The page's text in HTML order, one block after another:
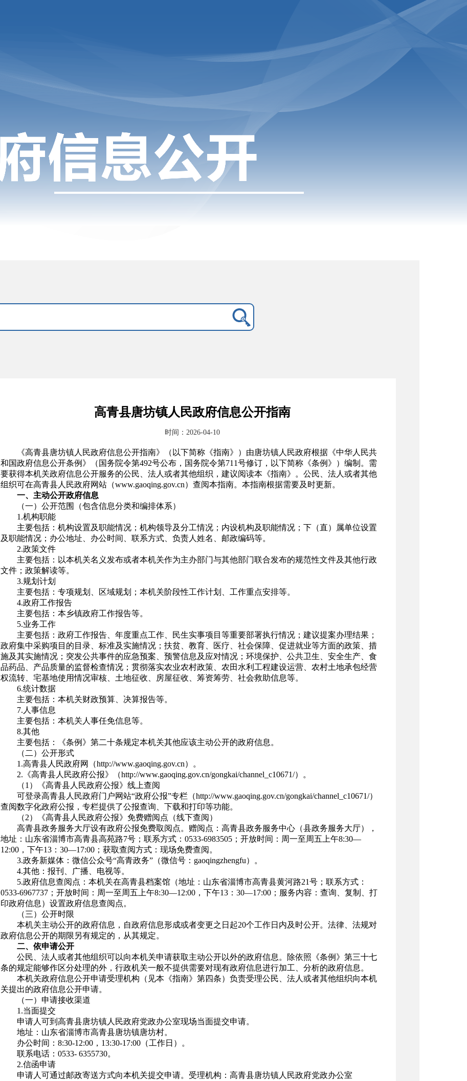
高青县唐坊镇人民政府信息公开指南
时间：2026-04-10
《高青县唐坊镇人民政府信息公开指南》（以下简称《指南》）由唐坊镇人民政府根据《中华人民共
和国政府信息公开条例》（国务院令第492号公布，国务院令第711号修订，以下简称《条例》）编制。需
要获得本机关政府信息公开服务的公民、法人或者其他组织，建议阅读本《指南》。公民、法人或者其他
组织可在高青县人民政府网站（www.gaoqing.gov.cn）查阅本指南。本指南根据需要及时更新。
一、主动公开政府信息
（一）公开范围（包含信息分类和编排体系）
1.机构职能
主要包括：机构设置及职能情况；机构领导及分工情况；内设机构及职能情况；下（直）属单位设置
及职能情况；办公地址、办公时间、联系方式、负责人姓名、邮政编码等。
2.政策文件
主要包括：以本机关名义发布或者本机关作为主办部门与其他部门联合发布的规范性文件及其他行政
文件；政策解读等。
3.规划计划
主要包括：专项规划、区域规划；本机关阶段性工作计划、工作重点安排等。
4.政府工作报告
主要包括：本乡镇政府工作报告等。
5.业务工作
主要包括：政府工作报告、年度重点工作、民生实事项目等重要部署执行情况；建议提案办理结果；
政府集中采购项目的目录、标准及实施情况；扶贫、教育、医疗、社会保障、促进就业等方面的政策、措
施及其实施情况；突发公共事件的应急预案、预警信息及应对情况；环境保护、公共卫生、安全生产、食
品药品、产品质量的监督检查情况；贯彻落实农业农村政策、农田水利工程建设运营、农村土地承包经营
权流转、宅基地使用情况审核、土地征收、房屋征收、筹资筹劳、社会救助信息等。
6.统计数据
主要包括：本机关财政预算、决算报告等。
7.人事信息
主要包括：本机关人事任免信息等。
8.其他
主要包括：《条例》第二十条规定本机关其他应该主动公开的政府信息。
（二）公开形式
1.高青县人民政府网（http://www.gaoqing.gov.cn）。
2.《高青县人民政府公报》（http://www.gaoqing.gov.cn/gongkai/channel_c10671/）。
（1）《高青县人民政府公报》线上查阅
可登录高青县人民政府门户网站“政府公报”专栏（http://www.gaoqing.gov.cn/gongkai/channel_c10671/）
查阅数字化政府公报，专栏提供了公报查询、下载和打印等功能。
（2）《高青县人民政府公报》免费赠阅点（线下查阅）
高青县政务服务大厅设有政府公报免费取阅点。赠阅点：高青县政务服务中心（县政务服务大厅），
地址：山东省淄博市高青县高苑路7号；联系方式：0533-6983505；开放时间：周一至周五上午8:30—
12:00，下午13：30—17:00；获取查阅方式：现场免费查阅。
3.政务新媒体：微信公众号“高青政务”（微信号：gaoqingzhengfu）。
4.其他：报刊、广播、电视等。
5.政府信息查阅点：本机关在高青县档案馆（地址：山东省淄博市高青县黄河路21号；联系方式：
0533-6967737；开放时间：周一至周五上午8:30—12:00，下午13：30—17:00；服务内容：查询、复制、打
印政府信息）设置政府信息查阅点。
（三）公开时限
本机关主动公开的政府信息，自政府信息形成或者变更之日起20个工作日内及时公开。法律、法规对
政府信息公开的期限另有规定的，从其规定。
二、依申请公开
公民、法人或者其他组织可以向本机关申请获取主动公开以外的政府信息。除依照《条例》第三十七
条的规定能够作区分处理的外，行政机关一般不提供需要对现有政府信息进行加工、分析的政府信息。
本机关政府信息公开申请受理机构（见本《指南》第四条）负责受理公民、法人或者其他组织向本机
关提出的政府信息公开申请。
（一）申请接收渠道
1.当面提交
申请人可到高青县唐坊镇人民政府党政办公室现场当面提交申请。
地址：山东省淄博市高青县唐坊镇唐坊村。
办公时间：8:30-12:00，13:30-17:00（工作日）。
联系电话：0533- 6355730。
2.信函申请
申请人可通过邮政寄送方式向本机关提交申请。受理机构：高青县唐坊镇人民政府党政办公室